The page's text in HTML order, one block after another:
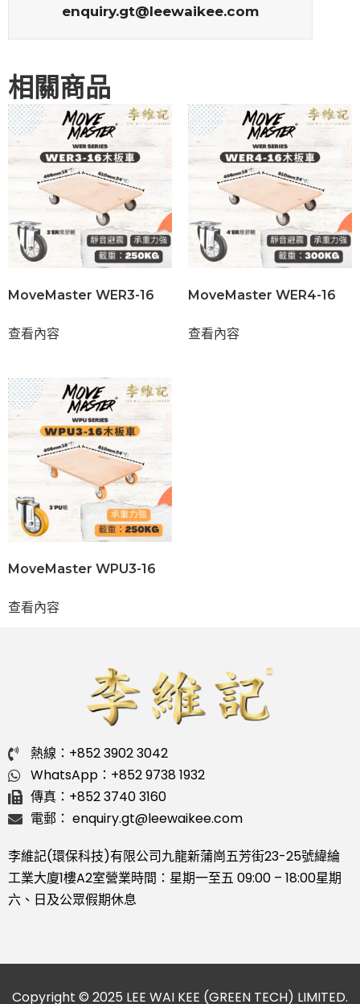
enquiry.gt@leewaikee.com
相關商品
MoveMaster WER3-16
查看內容
MoveMaster WER4-16
查看內容
MoveMaster WPU3-16
查看內容
熱線：+852 3902 3042
WhatsApp：+852 9738 1932
傳真：+852 3740 3160
電郵： enquiry.gt@leewaikee.com
李維記(環保科技)有限公司九龍新蒲崗五芳街23-25號緯綸
工業大廈1樓A2室營業時間：星期一至五 09:00 – 18:00星期
六、日及公眾假期休息
Copyright © 2025 LEE WAI KEE (GREEN TECH) LIMITED.